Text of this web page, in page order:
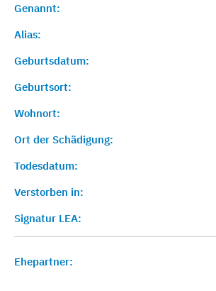
Genannt:
Alias:
Geburtsdatum:
Geburtsort:
Wohnort:
Ort der Schädigung:
Todesdatum:
Verstorben in:
Signatur LEA:
Ehepartner: